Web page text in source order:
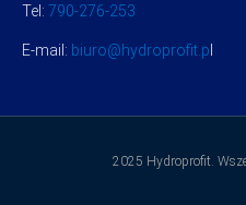
Tel: 790-276-253
E-mail: biuro@hydroprofit.p
2025 Hydroprofit.